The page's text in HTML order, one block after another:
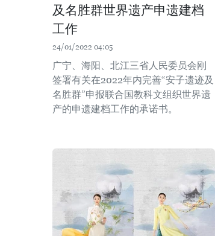
及名胜群世界遗产申遗建档
工作
24/01/2022 04:05
广宁、海阳、北江三省人民委员会刚
签署有关在2022年内完善“安子遗迹及
名胜群”申报联合国教科文组织世界遗
产的申遗建档工作的承诺书。